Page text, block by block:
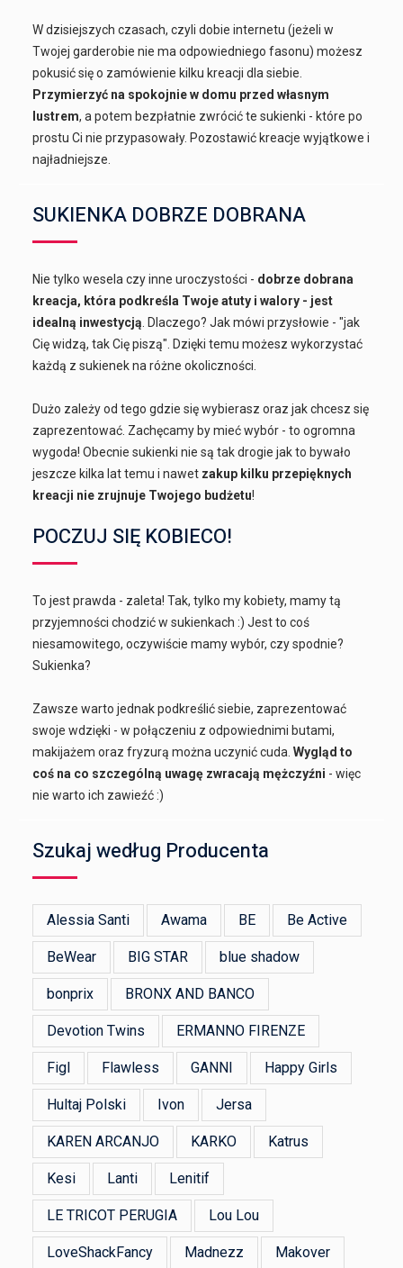
W dzisiejszych czasach, czyli dobie internetu (jeżeli w
Twojej garderobie nie ma odpowiedniego fasonu) możesz
pokusić się o zamówienie kilku kreacji dla siebie.
Przymierzyć na spokojnie w domu przed własnym
lustrem, a potem bezpłatnie zwrócić te sukienki - które po
prostu Ci nie przypasowały. Pozostawić kreacje wyjątkowe i
najładniejsze.
SUKIENKA DOBRZE DOBRANA
Nie tylko wesela czy inne uroczystości - dobrze dobrana
kreacja, która podkreśla Twoje atuty i walory - jest
idealną inwestycją. Dlaczego? Jak mówi przysłowie - "jak
Cię widzą, tak Cię piszą". Dzięki temu możesz wykorzystać
każdą z sukienek na różne okoliczności.
Dużo zależy od tego gdzie się wybierasz oraz jak chcesz się
zaprezentować. Zachęcamy by mieć wybór - to ogromna
wygoda! Obecnie sukienki nie są tak drogie jak to bywało
jeszcze kilka lat temu i nawet zakup kilku przepięknych
kreacji nie zrujnuje Twojego budżetu!
POCZUJ SIĘ KOBIECO!
To jest prawda - zaleta! Tak, tylko my kobiety, mamy tą
przyjemności chodzić w sukienkach :) Jest to coś
niesamowitego, oczywiście mamy wybór, czy spodnie?
Sukienka?
Zawsze warto jednak podkreślić siebie, zaprezentować
swoje wdzięki - w połączeniu z odpowiednimi butami,
makijażem oraz fryzurą można uczynić cuda.Wygląd to
coś na co szczególną uwagę zwracają mężczyźni - więc
nie warto ich zawieźć :)
Szukaj według Producenta
Alessia Santi Awama BE Be Active
BeWear BIG STAR blue shadow
bonprix BRONX AND BANCO
Devotion Twins ERMANNO FIRENZE
Figl Flawless GANNI Happy Girls
Hultaj Polski Ivon Jersa
KAREN ARCANJO KARKO Katrus
Kesi Lanti Lenitif
LE TRICOT PERUGIA Lou Lou
LoveShackFancy Madnezz Makover